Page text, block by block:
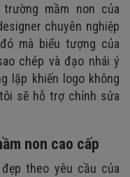
mầm non của
chuyên nghiệp
mà biểu tượng của
chép và đạo nhái ý
lặp khiến logo không
sẽ hỗ trợ chỉnh sửa
non cao cấp
theo yêu cầu của